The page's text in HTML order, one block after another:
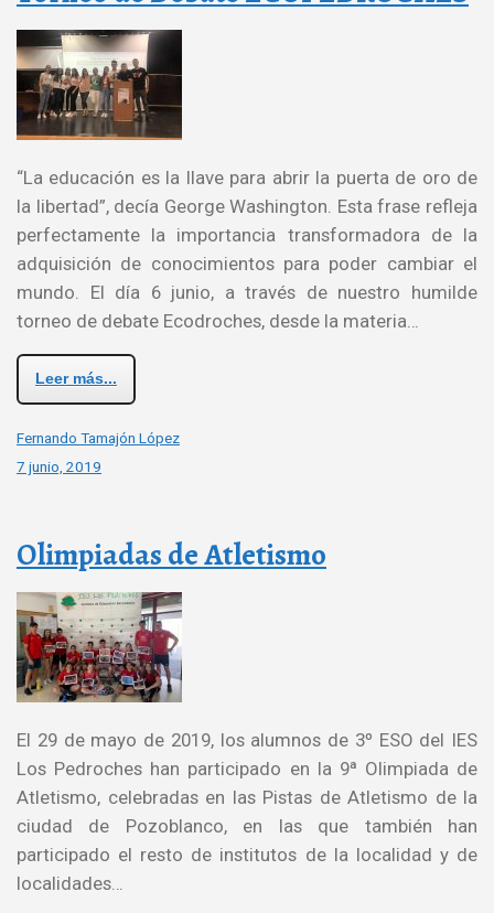
“La educación es la llave para abrir la puerta de oro de
la libertad”, decía George Washington. Esta frase refleja
perfectamente la importancia transformadora de la
adquisición de conocimientos para poder cambiar el
mundo. El día 6 junio, a través de nuestro humilde
torneo de debate Ecodroches, desde la materia…
Leer más...
Fernando Tamajón López
7 junio, 2019
Olimpiadas de Atletismo
El 29 de mayo de 2019, los alumnos de 3º ESO del IES
Los Pedroches han participado en la 9ª Olimpiada de
Atletismo, celebradas en las Pistas de Atletismo de la
ciudad de Pozoblanco, en las que también han
participado el resto de institutos de la localidad y de
localidades…